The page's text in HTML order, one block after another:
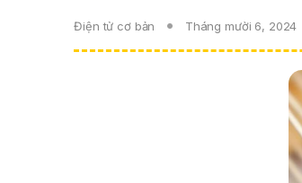
Điện tử cơ bản Tháng mười 6, 2024